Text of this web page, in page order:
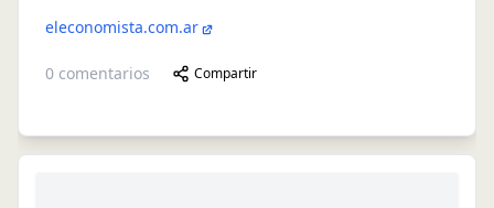
eleconomista.com.ar
0 comentarios Compartir